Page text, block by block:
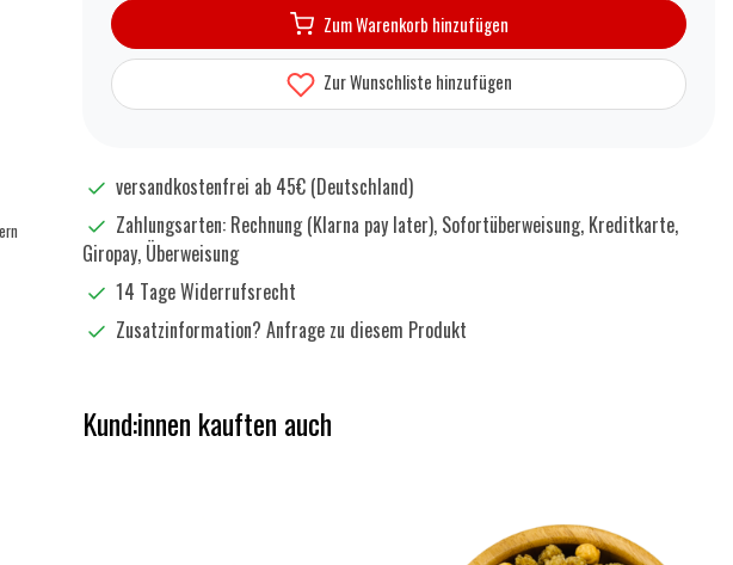
Zum Warenkorb hinzufügen
Zur Wunschliste hinzufügen
versandkostenfrei ab 45€ (Deutschland)
Zahlungsarten: Rechnung (Klarna pay later), Sofortüberweisung, Kreditkarte,
Giropay, Überweisung
14 Tage Widerrufsrecht
Zusatzinformation? Anfrage zu diesem Produkt
Kund:innen kauften auch